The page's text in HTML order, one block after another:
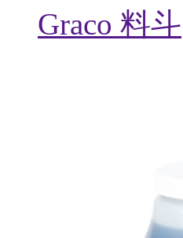
Graco 料斗